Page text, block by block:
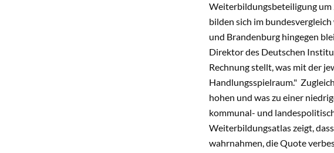
Weiterbildungsbeteiligung
bilden sich im
und Brandenburg hingegen
Direktor des Deutschen
Rechnung stellt, was mit der
Handlungsspielraum."
hohen und was zu einer
kommunal- und
Weiterbildungsatlas zeigt,
wahrnahmen, die Quote